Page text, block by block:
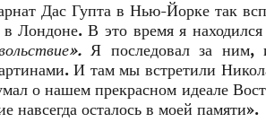
Дас Гупта в Нью-Йорке так
Лондоне. В это время я
Я последовал за
И там мы встретили
о нашем прекрасном идеале
навсегда осталось в моей памяти».